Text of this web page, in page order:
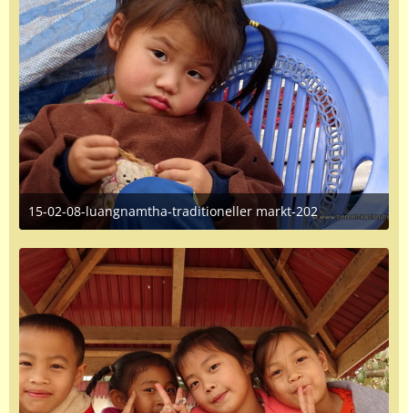
15-02-08-luangnamtha-traditioneller markt-202
June 16, 2016 at 1:35 PM
1